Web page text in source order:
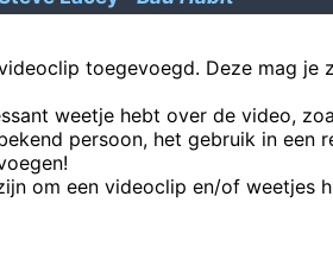
Verknoei je tijd op een nuttige manier!
toegevoegd. Deze mag je
weetje hebt over de video,
persoon, het gebruik in een
om een videoclip en/of weetjes